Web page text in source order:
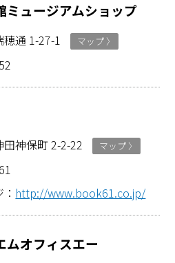
ュージアムショップ
通 1-27-1 マップ 〉
神保町 2-­2-­22 マップ 〉
http://www.book61.co.jp/
オフィスエー